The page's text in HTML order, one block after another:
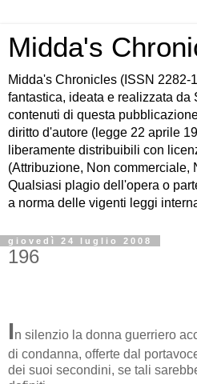
Midda's
Midda's Chronicles (ISSN 2282-
fantastica, ideata e realizzata da
contenuti di questa
diritto d'autore (legge 22 aprile
liberamente distribuibili con
(Attribuzione, Non commerciale,
Qualsiasi plagio dell'opera o
a norma delle vigenti leggi
giovedì 24 luglio 2008
196
In silenzio la donna guerriero
di condanna, offerte dal
dei suoi secondini, se tali